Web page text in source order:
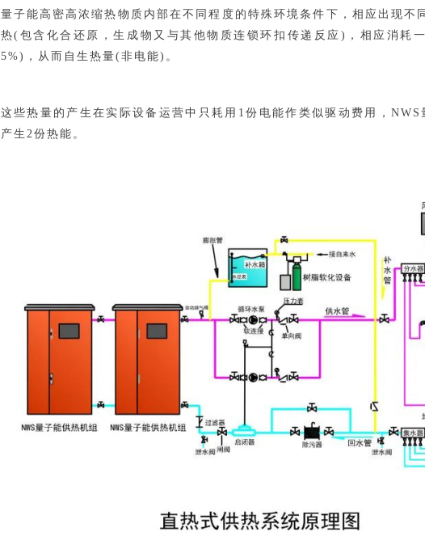
量子能高密高浓缩热物质内部在不同程度的特殊环境条件下，相应出现不
热(包含化合还原，生成物又与其他物质连锁环扣传递反应)，相应消耗
5%)，从而自生热量(非电能)。
这些热量的产生在实际设备运营中只耗用1份电能作类似驱动费用，
产生2份热能。